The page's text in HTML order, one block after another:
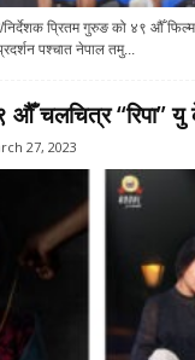
प्रितम गुरुङ को ४९ औँ फिल्म
पश्चात नेपाल तमु...
चलचित्र “रिपा” यु
27, 2023